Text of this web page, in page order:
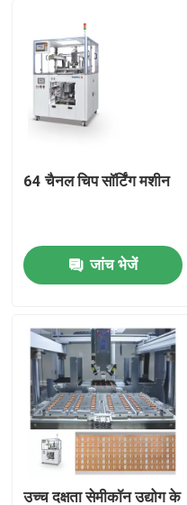
उत्पाद
वीडियो
गुणवत्ता नियंत्रण
उद्धरण मांगें
अर्धचालक मोल्डिंग मशीन
ट्रिम एंड फॉर्म मशीन
आईसी लीड फ्रेम स्टैम्पिंग मोल्ड
64 चैनल चिप सॉर्टिंग मशीन
जांच भेजें
उच्च दक्षता सेमीकॉन उद्योग के